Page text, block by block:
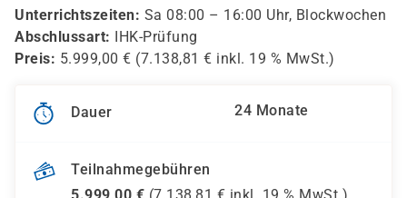
Unterrichtszeiten: Sa 08:00 – 16:00 Uhr, Blockwochen
Abschlussart: IHK-Prüfung
Preis: 5.999,00 € (7.138,81 € inkl. 19 % MwSt.)
Dauer 24 Monate
Teilnahmegebühren